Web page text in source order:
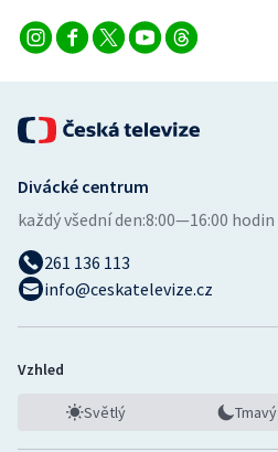
Divácké centrum
každý všední den:8:00—16:00 hodin
261 136 113
info@ceskatelevize.cz
Vzhled
Světlý Tmavý